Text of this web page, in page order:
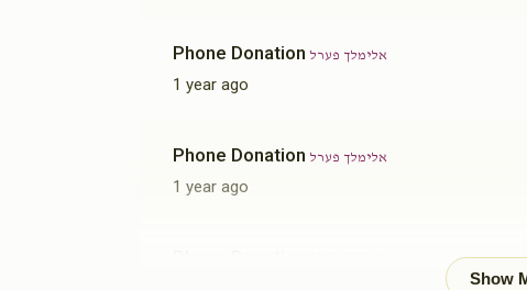
Phone Donation אלימלך פערל
1 year ago
Phone Donation אלימלך פערל
1 year ago